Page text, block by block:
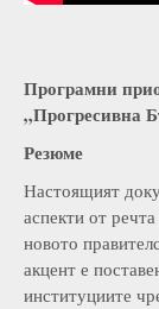
Програмни
„Прогресивна
Резюме
Настоящият
аспекти от
новото
акцент е
институциите